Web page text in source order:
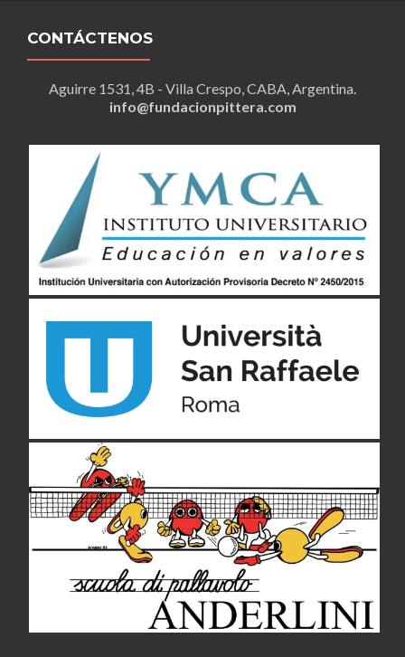
CONTÁCTENOS
Aguirre 1531, 4B - Villa Crespo, CABA, Argentina.
info@fundacionpittera.com